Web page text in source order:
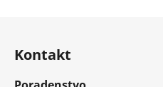
Kontakt